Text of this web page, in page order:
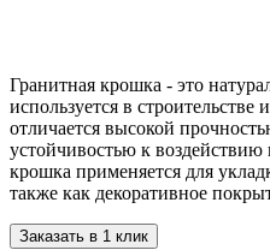
Гранитная крошка - это
используется в
отличается высокой
устойчивостью к
крошка применяется для
также как декоративное
Заказать в 1 клик